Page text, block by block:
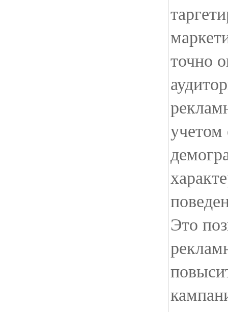
точно
учетом
Это